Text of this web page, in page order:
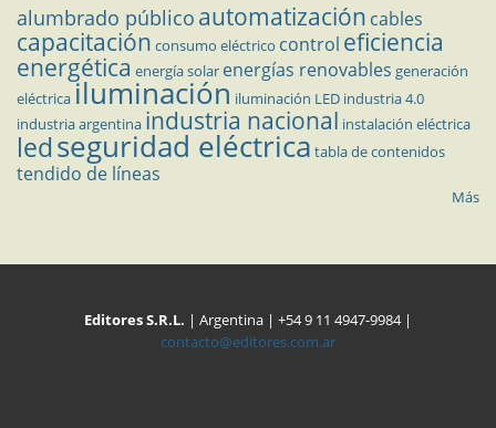
alumbrado público automatización cables
capacitación consumo eléctrico control eficiencia
energética energía solar energías renovables generación
eléctricailuminación iluminación LED industria 4.0
industria argentina industria nacional instalación eléctrica
ledseguridad eléctrica tabla de contenidos
tendido de líneas
Más
Editores S.R.L. | Argentina | +54 9 11 4947-9984 |
contacto@editores.com.ar